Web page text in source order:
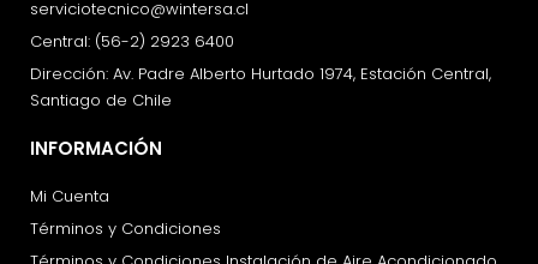
serviciotecnico@wintersa.cl
Central: (56-2) 2923 6400
Dirección: Av. Padre Alberto Hurtado 1974, Estación Central,
Santiago de Chile
INFORMACIÓN
Mi Cuenta
Términos y Condiciones